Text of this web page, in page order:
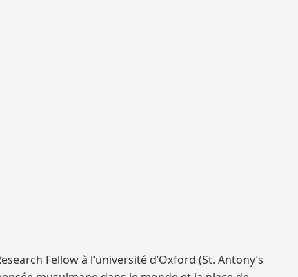
Fellow à l’université d’Oxford (St. Antony’s